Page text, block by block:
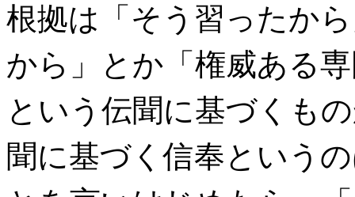
根拠は「そう習ったか
から」とか「権威ある
という伝聞に基づくも
聞に基づく信奉という